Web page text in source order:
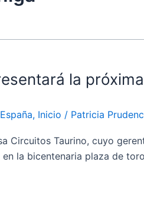
la
España, Inicio / Patricia
Circuitos Taurino, cuyo
la bicentenaria plaza de